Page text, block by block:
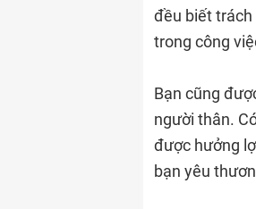
đều biết trách
trong công
Bạn cũng
người thân.
được hưởng
bạn yêu